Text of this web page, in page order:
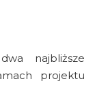
najbliższe
projektu